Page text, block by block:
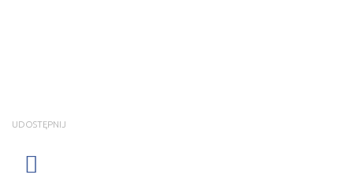
UDOSTĘPNIJ